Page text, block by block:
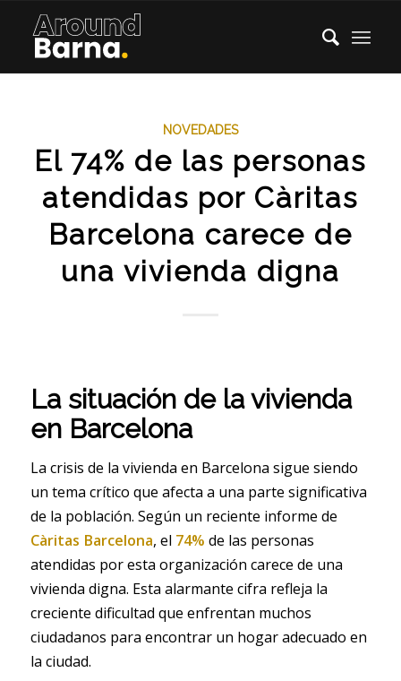
NOVEDADES
El 74% de las personas
atendidas por Càritas
Barcelona carece de
una vivienda digna
La situación de la vivienda
en Barcelona
La crisis de la vivienda en Barcelona sigue siendo
un tema crítico que afecta a una parte significativa
de la población. Según un reciente informe de
Càritas Barcelona, el 74% de las personas
atendidas por esta organización carece de una
vivienda digna. Esta alarmante cifra refleja la
creciente dificultad que enfrentan muchos
ciudadanos para encontrar un hogar adecuado en
la ciudad.